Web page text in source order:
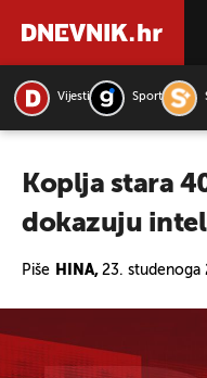
Vijesti Sport
Koplja stara
dokazuju
Piše HINA, 23. studenoga
PRETRAŽITE VIJESTI